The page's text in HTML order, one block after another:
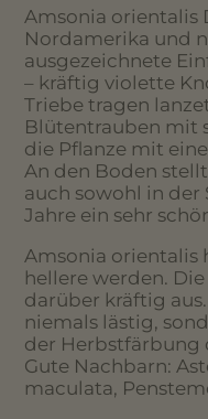
Amsonia orientalis
Nordamerika und
ausgezeichnete
– kräftig violette
Triebe tragen
Blütentrauben mit
die Pflanze mit
An den Boden
auch sowohl in der
Jahre ein sehr
Amsonia orientalis
hellere werden.
darüber kräftig
niemals lästig,
der Herbstfärbung
Gute Nachbarn:
maculata,